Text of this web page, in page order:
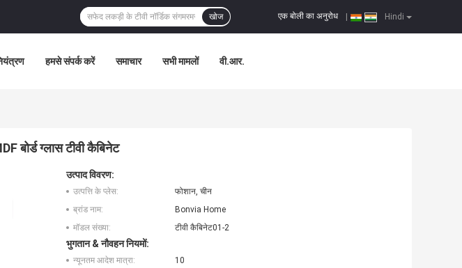
Hindi
एक बोली का अनुरोध
खोज
हमसे संपर्क करें समाचार सभी मामलों वी.आर.
बोर्ड ग्लास टीवी कैबिनेट
उत्पाद विवरण:
उत्पत्ति के प्लेस:
फोशान, चीन
ब्रांड नाम:
Bonvia Home
मॉडल संख्या:
टीवी कैबिनेट01-2
भुगतान & नौवहन नियमों:
न्यूनतम आदेश मात्रा:
10